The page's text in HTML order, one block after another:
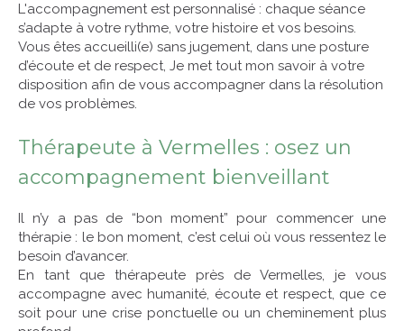
L'accompagnement est personnalisé : chaque séance
s’adapte à votre rythme, votre histoire et vos besoins.
Vous êtes accueilli(e) sans jugement, dans une posture
d’écoute et de respect, Je met tout mon savoir à votre
disposition afin de vous accompagner dans la résolution
de vos problèmes.
Thérapeute à Vermelles : osez un
accompagnement bienveillant
Il n’y a pas de “bon moment” pour commencer une
thérapie : le bon moment, c’est celui où vous ressentez le
besoin d’avancer.
En tant que thérapeute près de Vermelles, je vous
accompagne avec humanité, écoute et respect, que ce
soit pour une crise ponctuelle ou un cheminement plus